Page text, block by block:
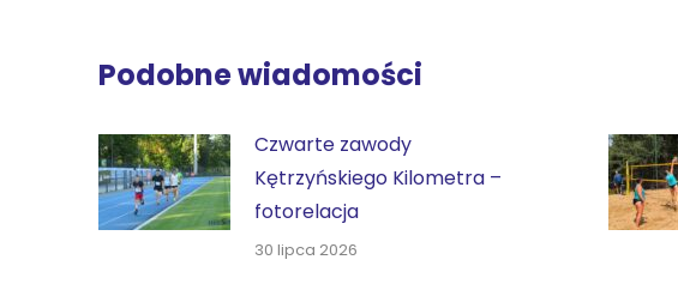
Podobne wiadomości
Czwarte zawody
Kętrzyńskiego Kilometra –
fotorelacja
30 lipca 2026